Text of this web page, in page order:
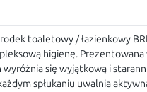
toaletowy / łazienkowy
higienę. Prezentowana
wyróżnia się wyjątkową i
spłukaniu uwalnia